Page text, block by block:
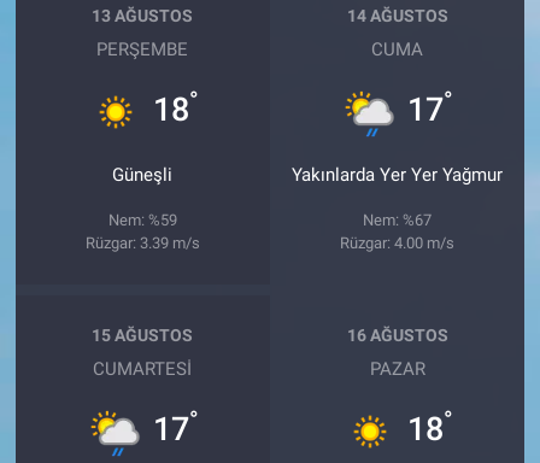
13 AĞUSTOS
PERŞEMBE
18°
Güneşli
Nem: %59
Rüzgar: 3.39 m/s
14 AĞUSTOS
CUMA
17°
Yakınlarda Yer Yer Yağmur
Nem: %67
Rüzgar: 4.00 m/s
15 AĞUSTOS
CUMARTESI
17°
16 AĞUSTOS
PAZAR
18°